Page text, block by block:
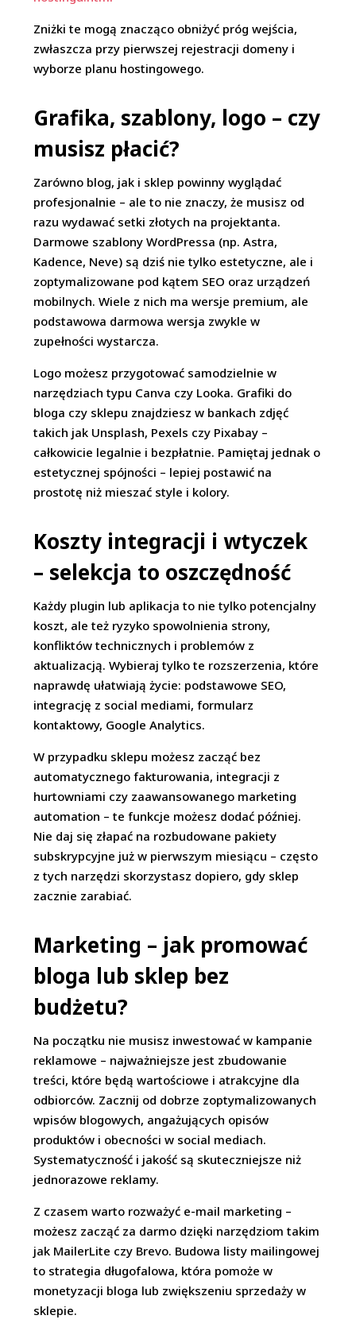
Zniżki te mogą znacząco obniżyć próg wejścia,
zwłaszcza przy pierwszej rejestracji domeny i
wyborze planu hostingowego.
Grafika, szablony, logo – czy
musisz płacić?
Zarówno blog, jak i sklep powinny wyglądać
profesjonalnie – ale to nie znaczy, że musisz od
razu wydawać setki złotych na projektanta.
Darmowe szablony WordPressa (np. Astra,
Kadence, Neve) są dziś nie tylko estetyczne, ale i
zoptymalizowane pod kątem SEO oraz urządzeń
mobilnych. Wiele z nich ma wersje premium, ale
podstawowa darmowa wersja zwykle w
zupełności wystarcza.
Logo możesz przygotować samodzielnie w
narzędziach typu Canva czy Looka. Grafiki do
bloga czy sklepu znajdziesz w bankach zdjęć
takich jak Unsplash, Pexels czy Pixabay –
całkowicie legalnie i bezpłatnie. Pamiętaj jednak o
estetycznej spójności – lepiej postawić na
prostotę niż mieszać style i kolory.
Koszty integracji i wtyczek
– selekcja to oszczędność
Każdy plugin lub aplikacja to nie tylko potencjalny
koszt, ale też ryzyko spowolnienia strony,
konfliktów technicznych i problemów z
aktualizacją. Wybieraj tylko te rozszerzenia, które
naprawdę ułatwiają życie: podstawowe SEO,
integrację z social mediami, formularz
kontaktowy, Google Analytics.
W przypadku sklepu możesz zacząć bez
automatycznego fakturowania, integracji z
hurtowniami czy zaawansowanego marketing
automation – te funkcje możesz dodać później.
Nie daj się złapać na rozbudowane pakiety
subskrypcyjne już w pierwszym miesiącu – często
z tych narzędzi skorzystasz dopiero, gdy sklep
zacznie zarabiać.
Marketing – jak promować
bloga lub sklep bez
budżetu?
Na początku nie musisz inwestować w kampanie
reklamowe – najważniejsze jest zbudowanie
treści, które będą wartościowe i atrakcyjne dla
odbiorców. Zacznij od dobrze zoptymalizowanych
wpisów blogowych, angażujących opisów
produktów i obecności w social mediach.
Systematyczność i jakość są skuteczniejsze niż
jednorazowe reklamy.
Z czasem warto rozważyć e-mail marketing –
możesz zacząć za darmo dzięki narzędziom takim
jak MailerLite czy Brevo. Budowa listy mailingowej
to strategia długofalowa, która pomoże w
monetyzacji bloga lub zwiększeniu sprzedaży w
sklepie.